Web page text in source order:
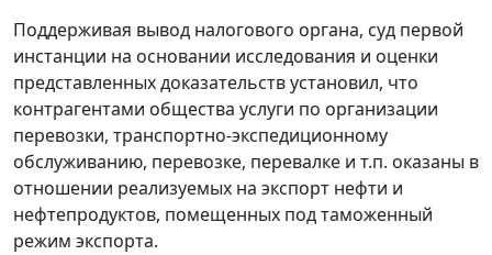
Поддерживая вывод налогового органа, суд первой
инстанции на основании исследования и оценки
представленных доказательств установил, что
контрагентами общества услуги по организации
перевозки, транспортно-экспедиционному
обслуживанию, перевозке, перевалке и т.п. оказаны в
отношении реализуемых на экспорт нефти и
нефтепродуктов, помещенных под таможенный
режим экспорта.